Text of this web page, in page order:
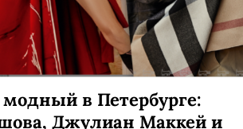
в Петербурге:
Джулиан Маккей и